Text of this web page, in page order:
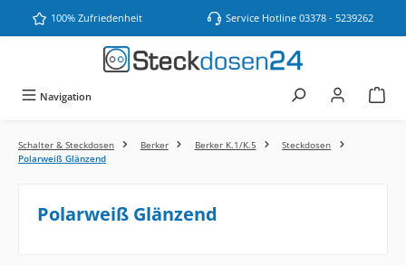
Zum Hauptinhalt springen
100% Zufriedenheit Service Hotline 03378 - 5239262
Navigation
Schalter & Steckdosen Berker Berker K.1/K.5
Steckdosen
Polarweiß Glänzend
Polarweiß Glänzend